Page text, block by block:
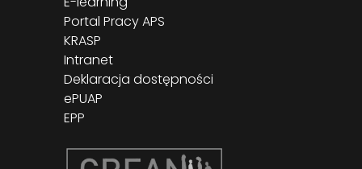
Portal Pracy APS
KRASP
Intranet
Deklaracja dostępności
ePUAP
EPP